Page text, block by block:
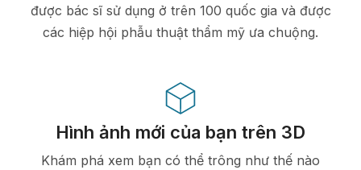
được bác sĩ sử dụng ở trên 100 quốc gia và được
các hiệp hội phẫu thuật thẩm mỹ ưa chuộng.
Hình ảnh mới của bạn trên 3D
Khám phá xem bạn có thể trông như thế nào